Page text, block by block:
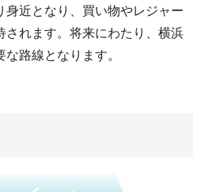
身近となり、買い物やレジャー
されます。将来にわたり、横浜
路線となります。